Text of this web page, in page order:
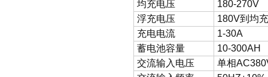
均充电压
180-270V
浮充电压
180V到均
充电电流
1-30A
蓄电池容量
10-300AH
交流输入电压
单相